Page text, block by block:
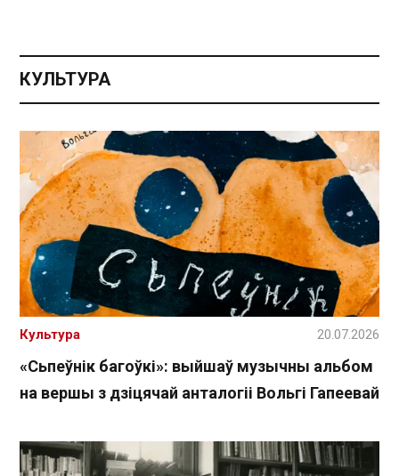
КУЛЬТУРА
«Сьпеўнік багоўкі»: выйшаў музычны альбом
на вершы з дзіцячай анталогіі Вольгі Гапеевай
Культура 20.07.2026